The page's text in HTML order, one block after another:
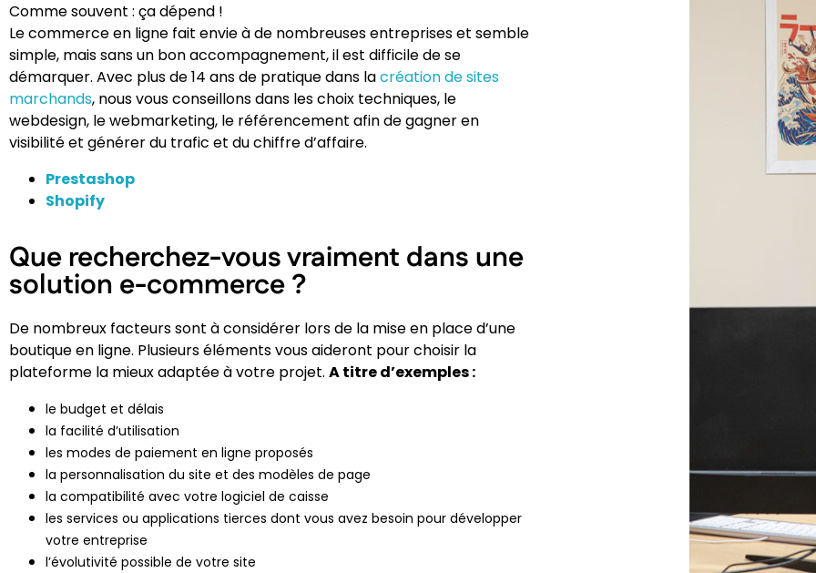
Comme souvent : ça dépend !
Le commerce en ligne fait envie à de nombreuses entreprises et semble
simple, mais sans un bon accompagnement, il est difficile de se
démarquer. Avec plus de 14 ans de pratique dans lacréation de sites
marchands, nous vous conseillons dans les choix techniques, le
webdesign, le webmarketing, le référencement afin de gagner en
visibilité et générer du trafic et du chiffre d’affaire.
Prestashop
Shopify
Que recherchez-vous vraiment dans une
solution e-commerce ?
De nombreux facteurs sont à considérer lors de la mise en place d’une
boutique en ligne. Plusieurs éléments vous aideront pour choisir la
plateforme la mieux adaptée à votre projet. A titre d’exemples :
le budget et délais
la facilité d’utilisation
les modes de paiement en ligne proposés
la personnalisation du site et des modèles de page
la compatibilité avec votre logiciel de caisse
les services ou applications tierces dont vous avez besoin pour développer
votre entreprise
l’évolutivité possible de votre site